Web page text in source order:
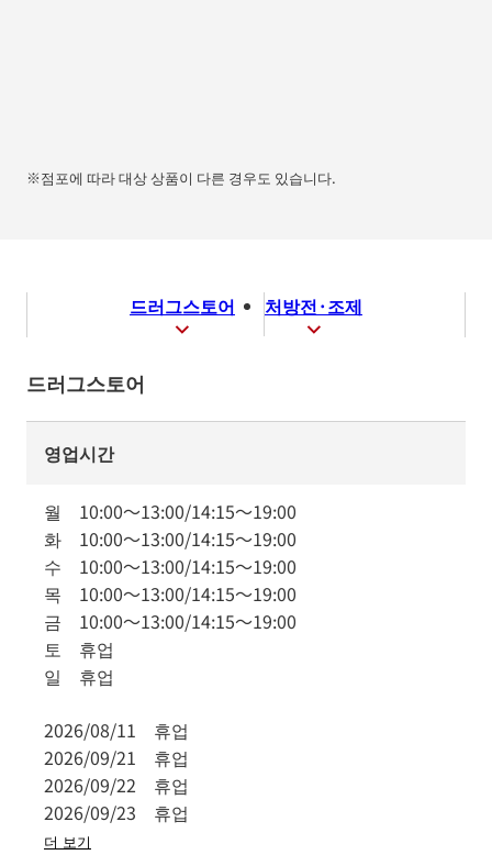
※점포에 따라 대상 상품이 다른 경우도 있습니다.
드러그스토어 처방전·조제
드러그스토어
영업시간
월 10:00～13:00/14:15～19:00
화 10:00～13:00/14:15～19:00
수 10:00～13:00/14:15～19:00
목 10:00～13:00/14:15～19:00
금 10:00～13:00/14:15～19:00
토 휴업
일 휴업
2026/08/11 휴업
2026/09/21 휴업
2026/09/22 휴업
2026/09/23 휴업
더 보기